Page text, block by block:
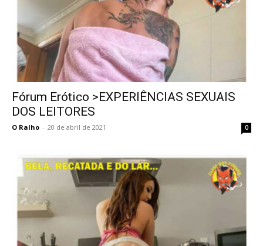
Fórum Erótico >EXPERIÊNCIAS SEXUAIS
DOS LEITORES
O Ralho - 20 de abril de 2021 0